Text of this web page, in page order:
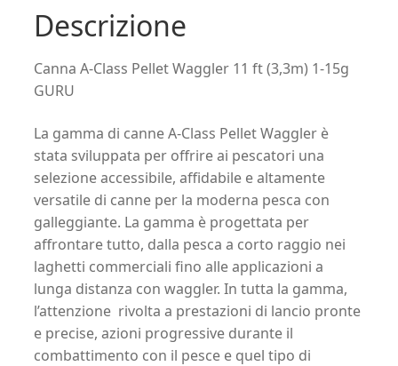
15g
quantità
Descrizione
Canna A-Class Pellet Waggler 11 ft (3,3m) 1-15g
GURU
La gamma di canne A-Class Pellet Waggler è
stata sviluppata per offrire ai pescatori una
selezione accessibile, affidabile e altamente
versatile di canne per la moderna pesca con
galleggiante. La gamma è progettata per
affrontare tutto, dalla pesca a corto raggio nei
laghetti commerciali fino alle applicazioni a
lunga distanza con waggler. In tutta la gamma,
l’attenzione rivolta a prestazioni di lancio pronte
e precise, azioni progressive durante il
combattimento con il pesce e quel tipo di